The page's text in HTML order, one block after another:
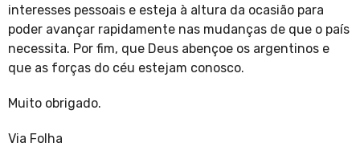
interesses pessoais e esteja à altura da ocasião para
poder avançar rapidamente nas mudanças de que o país
necessita. Por fim, que Deus abençoe os argentinos e
que as forças do céu estejam conosco.
Muito obrigado.
Via Folha